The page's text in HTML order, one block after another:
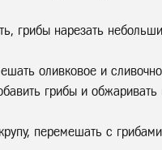
грибы нарезать
оливковое и
грибы и
перемешать с